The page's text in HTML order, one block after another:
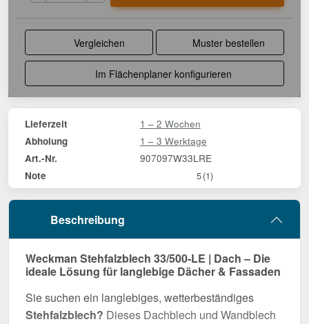
Vergleichen Muster bestellen
Im Flächenplaner konfigurieren
Lieferzeit 1 – 2 Wochen
Abholung 1 – 3 Werktage
Art.-Nr. 907097W33LRE
Note 5(1)
Beschreibung
Weckman Stehfalzblech 33/500-LE | Dach – Die
ideale Lösung für langlebige Dächer & Fassaden
Sie suchen ein langlebiges, wetterbeständiges
Stehfalzblech? Dieses Dachblech und Wandblech